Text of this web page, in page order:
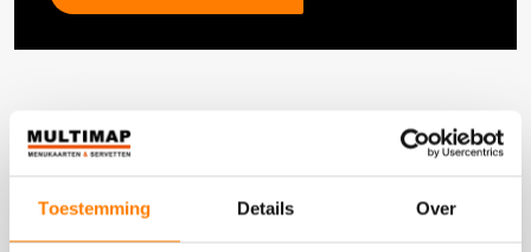
Toestemming Details Over
Deze producten heb je eerder bekeken
DOOS 1.000 STUKS